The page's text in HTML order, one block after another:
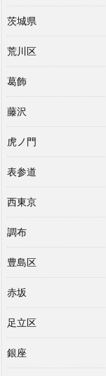
茨城県
荒川区
葛飾
藤沢
虎ノ門
表参道
西東京
調布
豊島区
赤坂
足立区
銀座